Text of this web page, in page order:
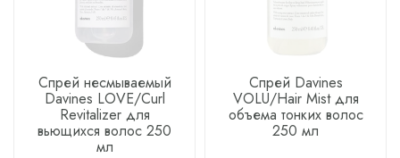
Спрей несмываемый
Davines LOVE/Curl
Revitalizer для
вьющихся волос 250
мл
Спрей Davines
VOLU/Hair Mist для
объема тонких волос
250 мл